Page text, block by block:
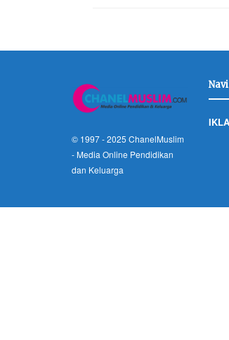
© 1997 - 2025 ChanelMuslim
- Media Online Pendidikan
dan Keluarga